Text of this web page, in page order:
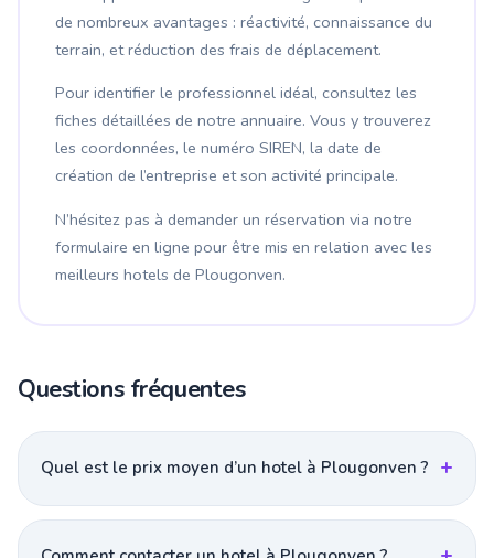
de nombreux avantages : réactivité, connaissance du
terrain, et réduction des frais de déplacement.
Pour identifier le professionnel idéal, consultez les
fiches détaillées de notre annuaire. Vous y trouverez
les coordonnées, le numéro SIREN, la date de
création de l’entreprise et son activité principale.
N’hésitez pas à demander un réservation via notre
formulaire en ligne pour être mis en relation avec les
meilleurs hotels de Plougonven.
Questions fréquentes
Quel est le prix moyen d’un hotel à Plougonven ?